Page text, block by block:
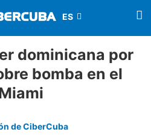
dominicana por
bomba en el
de CiberCuba